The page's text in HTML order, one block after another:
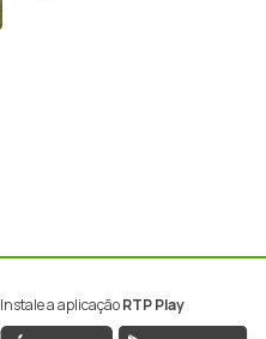
Instale a aplicaçãoRTP Play